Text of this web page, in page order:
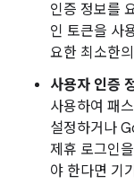
인증 정보를
인 토큰을 사
요한 최소한
사용자 인증
사용하여 패
설정하거나
제휴 로그인
야 한다면 기